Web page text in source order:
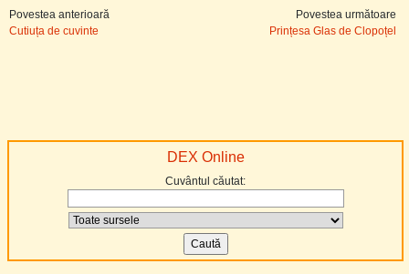
DEX Online
Cuvântul căutat:
Povestea anterioară
Cutiuța de cuvinte
Povestea următoare
Prințesa Glas de Clopoțel